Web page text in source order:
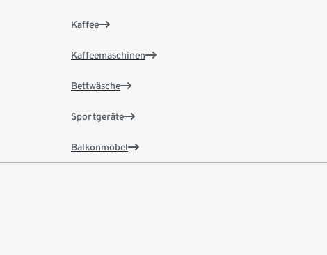
Kaffee
Kaffeemaschinen
Bettwäsche
Sportgeräte
Balkonmöbel